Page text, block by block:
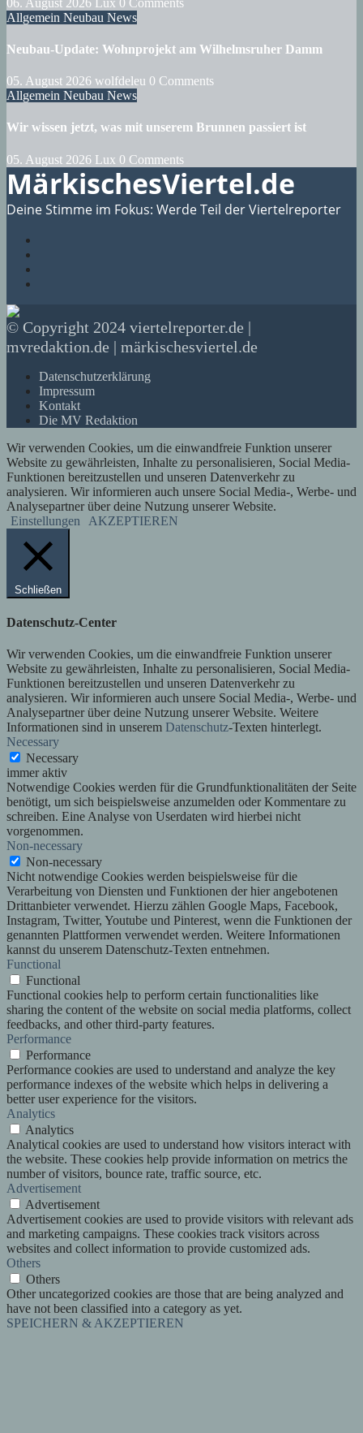
Allgemein Neubau News
Neubau-Update: Wohnprojekt am Wilhelmsruher Damm
05. August 2026 wolfdeleu 0 Comments
Allgemein Neubau News
Wir wissen jetzt, was mit unserem Brunnen passiert ist
05. August 2026 Lux 0 Comments
MärkischesViertel.de
Deine Stimme im Fokus: Werde Teil der Viertelreporter
© Copyright 2024 viertelreporter.de |
mvredaktion.de | märkischesviertel.de
Datenschutzerklärung
Impressum
Kontakt
Die MV Redaktion
Wir verwenden Cookies, um die einwandfreie Funktion unserer
Website zu gewährleisten, Inhalte zu personalisieren, Social Media-
Funktionen bereitzustellen und unseren Datenverkehr zu
analysieren. Wir informieren auch unsere Social Media-, Werbe- und
Analysepartner über deine Nutzung unserer Website.
Einstellungen
AKZEPTIEREN
Schließen
Datenschutz-Center
Wir verwenden Cookies, um die einwandfreie Funktion unserer
Website zu gewährleisten, Inhalte zu personalisieren, Social Media-
Funktionen bereitzustellen und unseren Datenverkehr zu
analysieren. Wir informieren auch unsere Social Media-, Werbe- und
Analysepartner über deine Nutzung unserer Website. Weitere
Informationen sind in unserem Datenschutz-Texten hinterlegt.
Necessary
Necessary
immer aktiv
Notwendige Cookies werden für die Grundfunktionalitäten der Seite
benötigt, um sich beispielsweise anzumelden oder Kommentare zu
schreiben. Eine Analyse von Userdaten wird hierbei nicht
vorgenommen.
Non-necessary
Non-necessary
Nicht notwendige Cookies werden beispielsweise für die
Verarbeitung von Diensten und Funktionen der hier angebotenen
Drittanbieter verwendet. Hierzu zählen Google Maps, Facebook,
Instagram, Twitter, Youtube und Pinterest, wenn die Funktionen der
genannten Plattformen verwendet werden. Weitere Informationen
kannst du unserem Datenschutz-Texten entnehmen.
Functional
Functional
Functional cookies help to perform certain functionalities like
sharing the content of the website on social media platforms, collect
feedbacks, and other third-party features.
Performance
Performance
Performance cookies are used to understand and analyze the key
performance indexes of the website which helps in delivering a
better user experience for the visitors.
Analytics
Analytics
Analytical cookies are used to understand how visitors interact with
the website. These cookies help provide information on metrics the
number of visitors, bounce rate, traffic source, etc.
Advertisement
Advertisement
Advertisement cookies are used to provide visitors with relevant ads
and marketing campaigns. These cookies track visitors across
websites and collect information to provide customized ads.
Others
Others
Other uncategorized cookies are those that are being analyzed and
have not been classified into a category as yet.
SPEICHERN & AKZEPTIEREN